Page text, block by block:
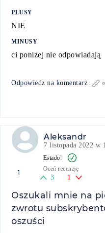
PLUSY
NIE
MINUSY
ci poniżej nie odpowiadają
Odpowiedz na komentarz
Aleksandr
7 listopada 2022 w
1 Oceń recenzję
3 1
Oszukali mnie na
zwrotu
oszuści